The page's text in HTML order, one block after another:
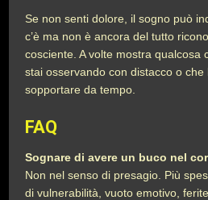
Se non senti dolore, il sogno può
c’è ma non è ancora del tutto
cosciente. A volte mostra qualcosa
stai osservando con distacco o che
sopportare da tempo.
FAQ
Sognare di avere un buco nel
Non nel senso di presagio. Più
di vulnerabilità, vuoto emotivo,